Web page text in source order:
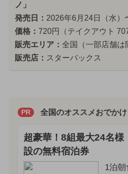
ノ」
発売日： 2026年6月24日（水）
価格： 720円（テイクアウト 707
販売エリア： 全国（一部店舗は
販売店： スターバックス
PR 全国のオススメおでかけ
超豪華！8組最大24名様
設の無料宿泊券
1泊